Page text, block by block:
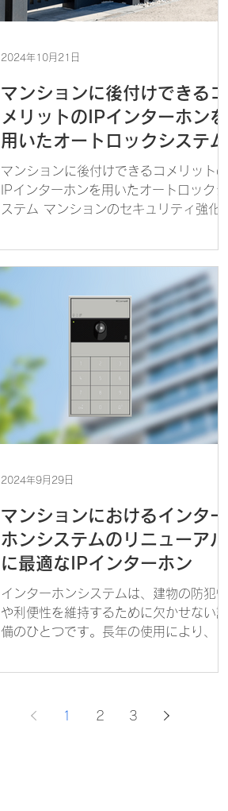
マンションに後付けできるコ
メリットのIPインターホンを
用いたオートロックシステム
マンションに後付けできるコメリットの
IPインターホンを用いたオートロックシ
ステム マンションのセキュリティ強化に
重要な役割を果たします。IPインターホ
ンを導入することで、防犯性が大幅に向
上し、住民に安心感を提供します。IPイ
ンターホンを使...
2024年10月21日
マンションにおけるインター
ホンシステムのリニューアル
に最適なIPインターホン
インターホンシステムは、建物の防犯性
や利便性を維持するために欠かせない設
備のひとつです。長年の使用により、不
が推奨されます。しかし、インターホン
トと時間を要することが一般的です。そ
2024年9月29日
1 2 3